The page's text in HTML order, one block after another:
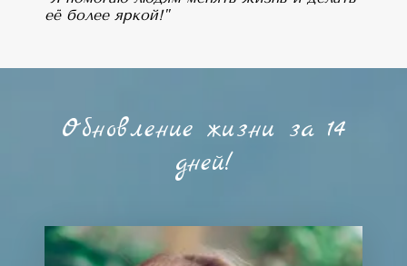
её более яркой!"
Обновление жизни за 14
дней!